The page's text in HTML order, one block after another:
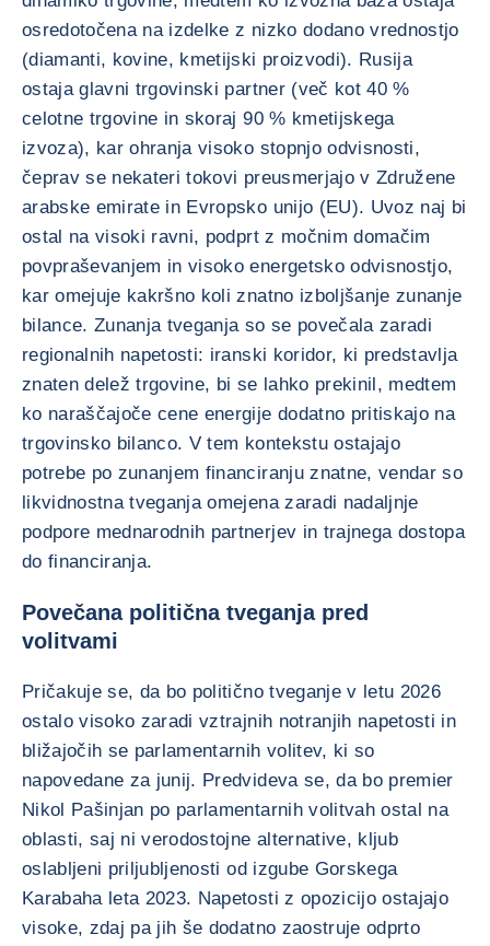
osredotočena na izdelke z nizko dodano vrednostjo
(diamanti, kovine, kmetijski proizvodi). Rusija
ostaja glavni trgovinski partner (več kot 40 %
celotne trgovine in skoraj 90 % kmetijskega
izvoza), kar ohranja visoko stopnjo odvisnosti,
čeprav se nekateri tokovi preusmerjajo v Združene
arabske emirate in Evropsko unijo (EU). Uvoz naj bi
ostal na visoki ravni, podprt z močnim domačim
povpraševanjem in visoko energetsko odvisnostjo,
kar omejuje kakršno koli znatno izboljšanje zunanje
bilance. Zunanja tveganja so se povečala zaradi
regionalnih napetosti: iranski koridor, ki predstavlja
znaten delež trgovine, bi se lahko prekinil, medtem
ko naraščajoče cene energije dodatno pritiskajo na
trgovinsko bilanco. V tem kontekstu ostajajo
potrebe po zunanjem financiranju znatne, vendar so
likvidnostna tveganja omejena zaradi nadaljnje
podpore mednarodnih partnerjev in trajnega dostopa
do financiranja.
Povečana politična tveganja pred
volitvami
Pričakuje se, da bo politično tveganje v letu 2026
ostalo visoko zaradi vztrajnih notranjih napetosti in
bližajočih se parlamentarnih volitev, ki so
napovedane za junij. Predvideva se, da bo premier
Nikol Pašinjan po parlamentarnih volitvah ostal na
oblasti, saj ni verodostojne alternative, kljub
oslabljeni priljubljenosti od izgube Gorskega
Karabaha leta 2023. Napetosti z opozicijo ostajajo
visoke, zdaj pa jih še dodatno zaostruje odprto